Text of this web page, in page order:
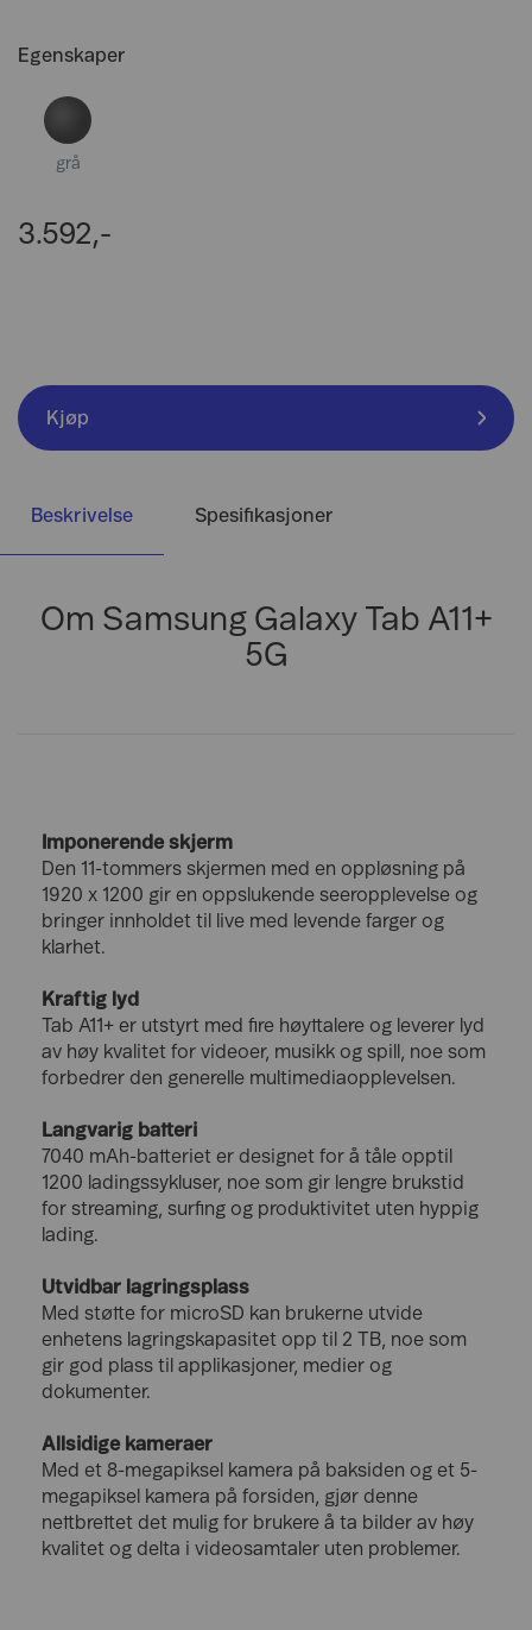
Egenskaper
grå
3.592,-
Kjøp
Beskrivelse Spesifikasjoner
Om Samsung Galaxy Tab A11+
5G
Imponerende skjerm
Den 11-tommers skjermen med en oppløsning på
1920 x 1200 gir en oppslukende seeropplevelse og
bringer innholdet til live med levende farger og
klarhet.
Kraftig lyd
Tab A11+ er utstyrt med fire høyttalere og leverer lyd
av høy kvalitet for videoer, musikk og spill, noe som
forbedrer den generelle multimediaopplevelsen.
Langvarig batteri
7040 mAh-batteriet er designet for å tåle opptil
1200 ladingssykluser, noe som gir lengre brukstid
for streaming, surfing og produktivitet uten hyppig
lading.
Utvidbar lagringsplass
Med støtte for microSD kan brukerne utvide
enhetens lagringskapasitet opp til 2 TB, noe som
gir god plass til applikasjoner, medier og
dokumenter.
Allsidige kameraer
Med et 8-megapiksel kamera på baksiden og et 5-
megapiksel kamera på forsiden, gjør denne
nettbrettet det mulig for brukere å ta bilder av høy
kvalitet og delta i videosamtaler uten problemer.